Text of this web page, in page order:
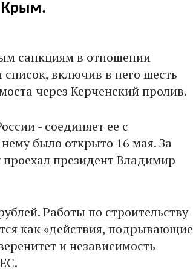
Крым.
санкциям в отношении
включив в него шесть
через Керченский пролив.
- соединяет ее с
было открыто 16 мая. За
президент Владимир
Работы по строительству
как «действия, подрывающие
и независимость